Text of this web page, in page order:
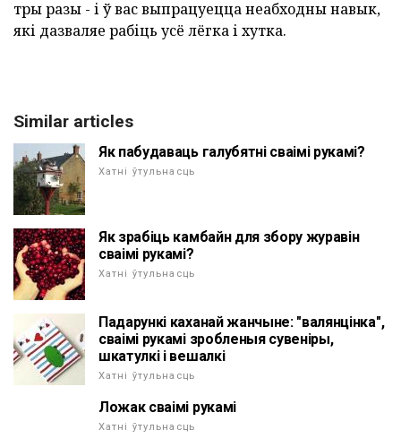
тры разы - і ў вас выпрацуецца неабходны навык,
які дазваляе рабіць усё лёгка і хутка.
Similar articles
Як пабудаваць галубятні сваімі рукамі?
Хатні ўтульнасць
Як зрабіць камбайн для збору журавін
сваімі рукамі?
Хатні ўтульнасць
Падарункі каханай жанчыне: "валянцінка",
сваімі рукамі зробленыя сувеніры,
шкатулкі і вешалкі
Хатні ўтульнасць
Ложак сваімі рукамі
Хатні ўтульнасць